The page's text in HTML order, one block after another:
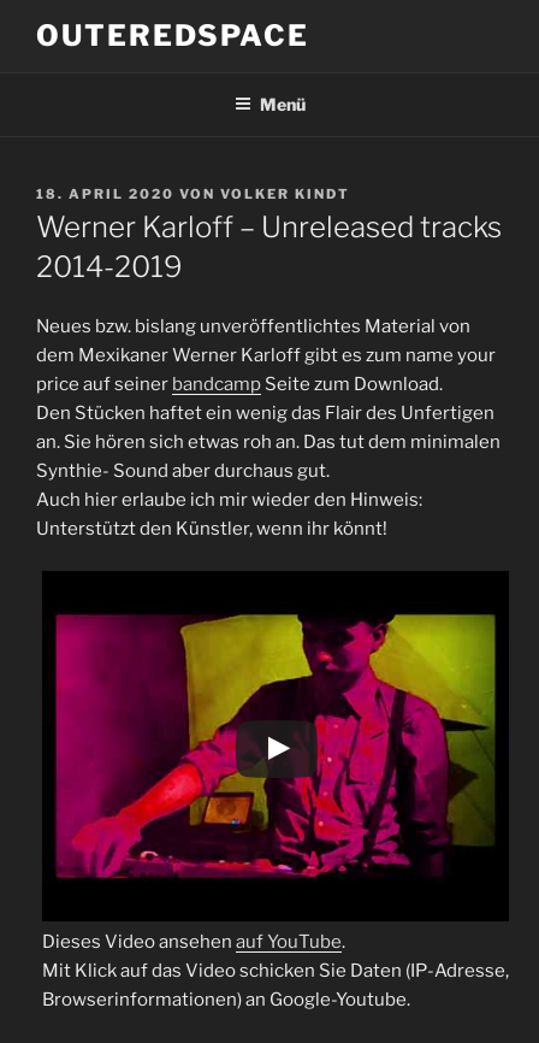
InhaltOUTEREDSPACE
Menü
VERÖFFENTLICHT
AM
18. APRIL 2020 VON VOLKER KINDT
Werner Karloff – Unreleased tracks
2014-2019
Neues bzw. bislang unveröffentlichtes Material von
dem Mexikaner Werner Karloff gibt es zum name your
price auf seiner bandcamp Seite zum Download.
Den Stücken haftet ein wenig das Flair des Unfertigen
an. Sie hören sich etwas roh an. Das tut dem minimalen
Synthie- Sound aber durchaus gut.
Auch hier erlaube ich mir wieder den Hinweis:
Unterstützt den Künstler, wenn ihr könnt!
Dieses Video ansehen auf YouTube.
Mit Klick auf das Video schicken Sie Daten (IP-Adresse,
Browserinformationen) an Google-Youtube.